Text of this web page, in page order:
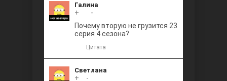
Галина
+
-
Почему вторую не грузится 23
серия 4 сезона?
Цитата
Светлана
+
-